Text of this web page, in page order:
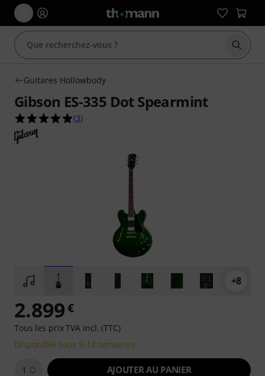
Guitares Hollowbody
Gibson ES-335 Dot Spearmint
5.0 étoiles sur 5 d'après 3 évaluations clients
(3)
+8
2.899€
Tous les prix TVA incl. (TTC)
Disponible sous 9-12 semaines
1 AJOUTER AU PANIER